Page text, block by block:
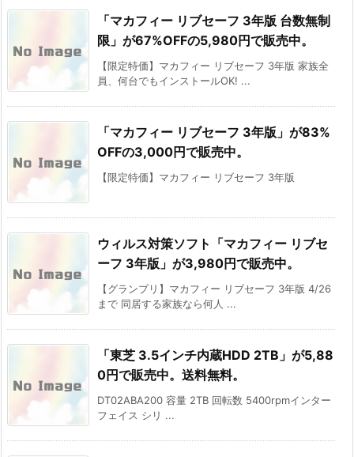
「マカフィー リブセーフ 3年版 台数無制
限」が67%OFFの5,980円で販売中。
【限定特価】マカフィー リブセーフ 3年版 家族全
員、何台でもインストールOK! ...
「マカフィー リブセーフ 3年版」が83%
OFFの3,000円で販売中。
【限定特価】マカフィー リブセーフ 3年版
ウィルス対策ソフト「マカフィー リブセ
ーフ 3年版」が3,980円で販売中。
【グランプリ】マカフィー リブセーフ 3年版 4/26
まで 同居する家族なら何人 ...
「東芝 3.5インチ内蔵HDD 2TB」が5,88
0円で販売中。送料無料。
DT02ABA200 容量 2TB 回転数 5400rpmインター
フェイス シリ ...